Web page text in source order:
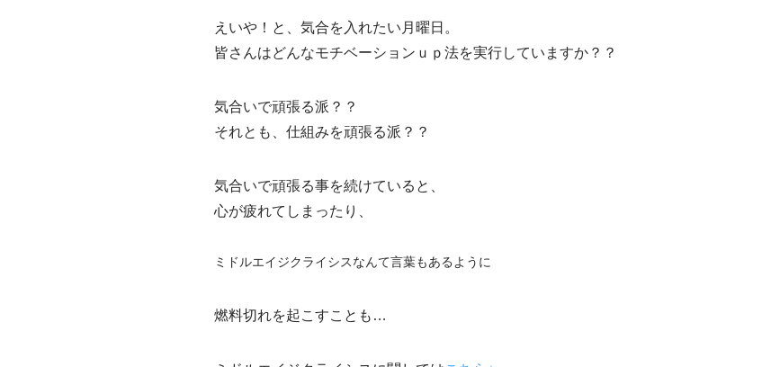
えいや！と、気合を入れたい月曜日。
皆さんはどんなモチベーションｕｐ法を実行していますか？？
気合いで頑張る派？？
それとも、仕組みを頑張る派？？
気合いで頑張る事を続けていると、
心が疲れてしまったり、
ミドルエイジクライシスなんて言葉もあるように
燃料切れを起こすことも…